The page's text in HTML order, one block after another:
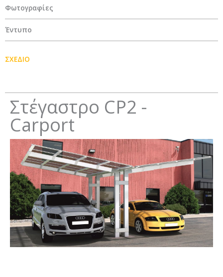
Φωτογραφίες
Έντυπο
ΣΧΕΔΙΟ
Στέγαστρο CP2 -
Carport